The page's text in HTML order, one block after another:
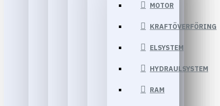
MOTOR
KRAFTÖVERFÖRING
ELSYSTEM
HYDRAULSYSTEM
RAM